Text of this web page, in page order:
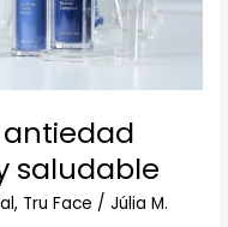
antiedad
saludable
, Tru Face /Júlia M.